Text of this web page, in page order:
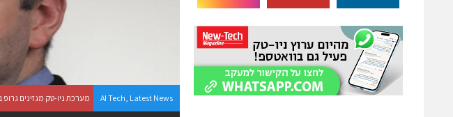
AI Tech, Latest News מערכת ניו-טק מגזינים גרופ